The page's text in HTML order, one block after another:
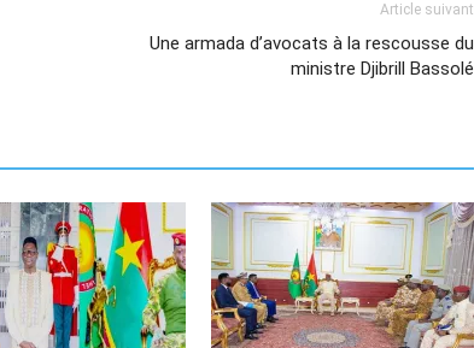
Article suivant
Une armada d’avocats à la rescousse du
ministre Djibrill Bassolé